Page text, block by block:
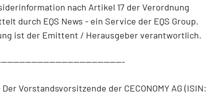
nach Artikel 17 der Verordnung
durch EQS News - ein Service der EQS Group.
ist der Emittent / Herausgeber verantwortlich.
Vorstandsvorsitzende der CECONOMY AG (ISIN: